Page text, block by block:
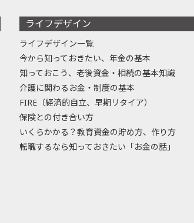
ライフデザイン
ライフデザイン一覧
今から知っておきたい、年金の基本
知っておこう、老後資金・相続の基本知識
介護に関わるお金・制度の基本
FIRE（経済的自立、早期リタイア）
保険との付き合い方
いくらかかる？教育資金の貯め方、作り方
転職するなら知っておきたい「お金の話」